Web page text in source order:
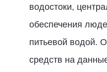
водостоки,
обеспечения
питьевой водой.
средств на